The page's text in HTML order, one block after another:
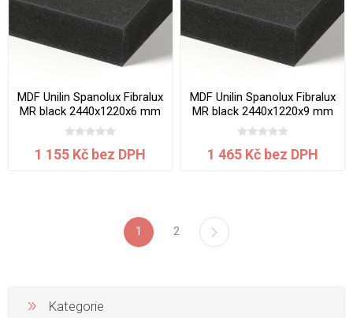
MDF Unilin Spanolux Fibralux
MR black 2440x1220x6 mm
1 155 Kč bez DPH
MDF Unilin Spanolux Fibralux
MR black 2440x1220x9 mm
1 465 Kč bez DPH
1 2
Kategorie